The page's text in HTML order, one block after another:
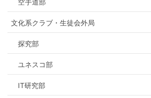
文化系クラブ・生徒会外局
探究部
ユネスコ部
IT研究部